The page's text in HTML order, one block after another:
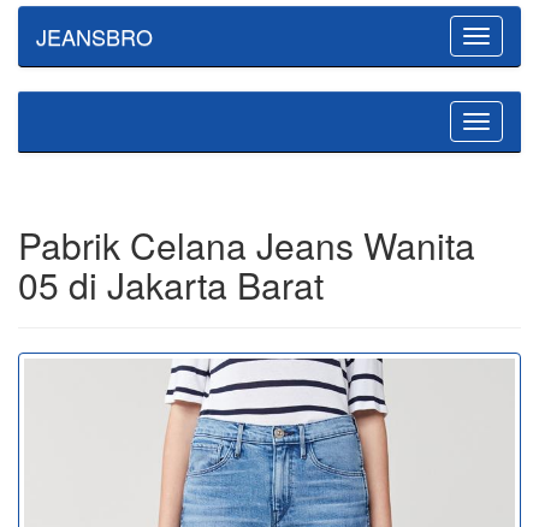
Toggle
JEANSBRO
Toggle
Pabrik Celana Jeans Wanita
05 di Jakarta Barat